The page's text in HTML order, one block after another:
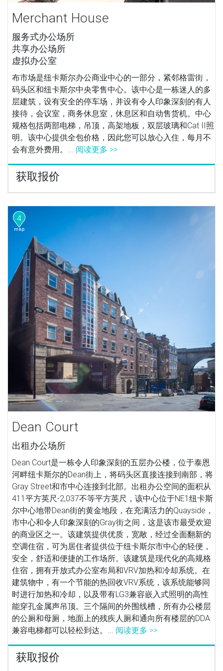
Merchant House
服务式办公场所
共享办公场所
虚拟办公室
布市场是纽卡斯尔办公商业中心的一部分，紧邻格雷街，
码头区和纽卡斯尔中央零售中心。该中心是一栋迷人的多
层建筑，设有安全的停车场，并设有令人印象深刻的有人
接待，会议室，商务休息室，休息区和自动售货机。中心
规格包括两部电梯，吊顶，高架地板，双层玻璃和Cat II照
明。该中心提供全包价格，因此您可以放心入住，每月不
会有意外费用。... 阅读更多 >>
获取报价
4
Dean Court
出租办公场所
Dean Court是一栋令人印象深刻的五层办公楼，位于泰恩
河畔纽卡斯尔的Dean街上，将码头区直接连接到南部，将
Gray Street和市中心连接到北部。出租办公空间的面积从
411平方英尺-2,037不等平方英尺，该中心位于NE1纽卡斯
尔中心地带Dean街的黄金地段，在充满活力的Quayside，
市中心和令人印象深刻的Gray街之间，这是该市最受欢迎
的商业区之一。该建筑提供优质，宽敞，经过全面翻新的
空调住宿，可为居住者提供位于纽卡斯尔市中心的轻便，
安全，舒适和便捷的工作场所。该建筑是现代化的高规格
住宿，拥有开放式办公室布局和VRV加热和冷却系统。在
建筑物中，有一个节能的热回收VRV系统，该系统能够同
时进行加热和冷却，以及带有LG3兼容嵌入式照明的高性
能穿孔金属声吊顶。三个隔间的外围线槽，所有办公楼层
的公厕和母厕，地面上的残疾人厕和通向所有楼层的DDA
兼容电梯都可以轻松到达。... 阅读更多 >>
获取报价